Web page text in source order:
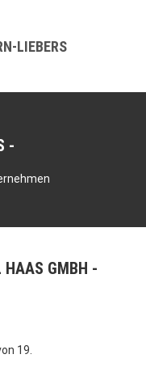
LIEBERS
HAAS GMBH
19.